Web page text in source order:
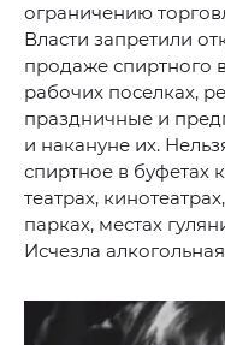
ограничению
Власти запретили
продаже спиртного
рабочих поселках,
праздничные и
и накануне их.
спиртное в буфетах
театрах,
парках, местах
Исчезла